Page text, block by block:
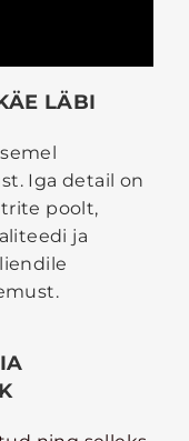
LÄBI
Iga detail on
poolt,
ja